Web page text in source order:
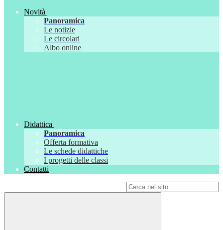
Novità
Panoramica
Le notizie
Le circolari
Albo online
Didattica
Panoramica
Offerta formativa
Le schede didattiche
I progetti delle classi
Contatti